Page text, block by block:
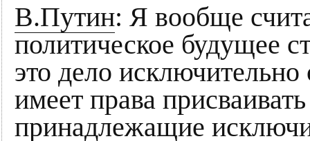
В.Путин: Я вообще
политическое будущее
это дело
имеет права
принадлежащие